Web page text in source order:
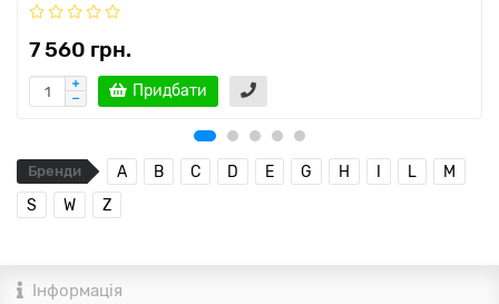
7 560 грн.
Придбати
Бренди A B C D E G H I L
M
S
W Z
Інформація